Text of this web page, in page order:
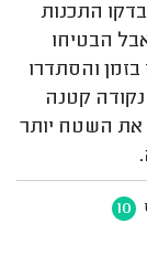
התכנות
הבטיחו
והסתדרו
נקודה קטנה
את השטח יותר
10